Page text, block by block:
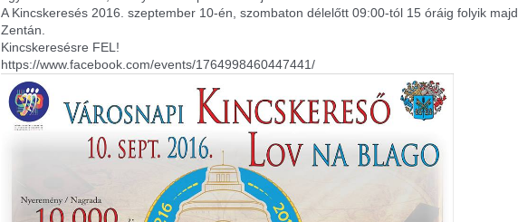
A Kincskeresés 2016. szeptember 10-én, szombaton délelőtt 09:00-tól 15 óráig folyik majd
Zentán.
Kincskeresésre FEL!
https://www.facebook.com/events/1764998460447441/